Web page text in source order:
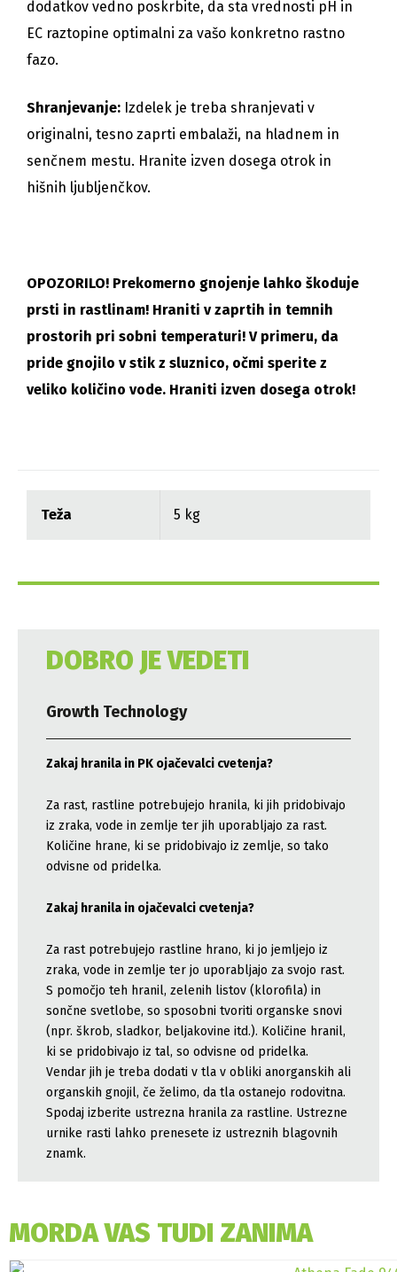
dodatkov vedno poskrbite, da sta vrednosti pH in
EC raztopine optimalni za vašo konkretno rastno
fazo.
Shranjevanje: Izdelek je treba shranjevati v
originalni, tesno zaprti embalaži, na hladnem in
senčnem mestu. Hranite izven dosega otrok in
hišnih ljubljenčkov.
OPOZORILO! Prekomerno gnojenje lahko škoduje
prsti in rastlinam! Hraniti v zaprtih in temnih
prostorih pri sobni temperaturi! V primeru, da
pride gnojilo v stik z sluznico, očmi sperite z
veliko količino vode. Hraniti izven dosega otrok!
Teža 5 kg
DOBRO JE VEDETI
Growth Technology
Zakaj hranila in PK ojačevalci cvetenja?
Za rast, rastline potrebujejo hranila, ki jih pridobivajo
iz zraka, vode in zemlje ter jih uporabljajo za rast.
Količine hrane, ki se pridobivajo iz zemlje, so tako
odvisne od pridelka.
Zakaj hranila in ojačevalci cvetenja?
Za rast potrebujejo rastline hrano, ki jo jemljejo iz
zraka, vode in zemlje ter jo uporabljajo za svojo rast.
S pomočjo teh hranil, zelenih listov (klorofila) in
sončne svetlobe, so sposobni tvoriti organske snovi
(npr. škrob, sladkor, beljakovine itd.). Količine hranil,
ki se pridobivajo iz tal, so odvisne od pridelka.
Vendar jih je treba dodati v tla v obliki anorganskih ali
organskih gnojil, če želimo, da tla ostanejo rodovitna.
Spodaj izberite ustrezna hranila za rastline. Ustrezne
urnike rasti lahko prenesete iz ustreznih blagovnih
znamk.
MORDA VAS TUDI ZANIMA